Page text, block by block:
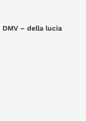
DMV – della lucia